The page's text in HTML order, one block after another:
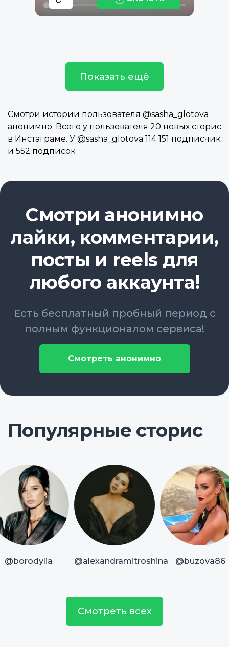
Показать ещё
Смотри истории пользователя @sasha_glotova
анонимно. Всего у пользователя 20 новых сторис
в Инстаграме. У @sasha_glotova 114 151 подписчик
и 552 подписок
Смотри анонимно
лайки, комментарии,
посты и reels для
любого аккаунта!
Есть бесплатный пробный период с
полным функционалом сервиса!
Смотреть анонимно
Популярные сторис
@borodylia @alexandramitroshina @buzova86
Смотреть всех